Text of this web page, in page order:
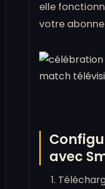
elle
votre
avec